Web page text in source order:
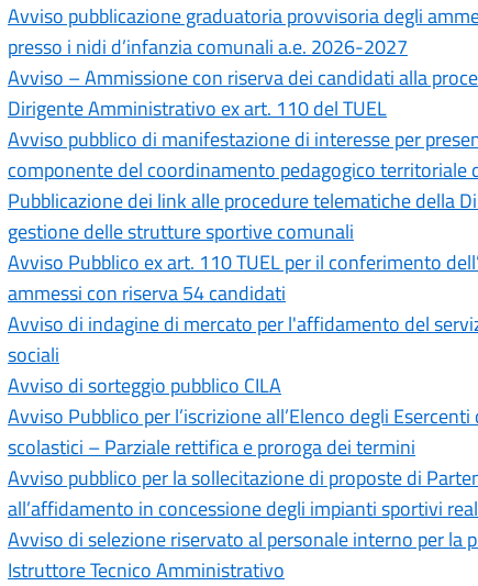
Avviso pubblicazione graduatoria provvisoria degli
presso i nidi d’infanzia comunali a.e. 2026-2027
Avviso – Ammissione con riserva dei candidati alla
Dirigente Amministrativo ex art. 110 del TUEL
Avviso pubblico di manifestazione di interesse per
componente del coordinamento pedagogico territoriale
Pubblicazione dei link alle procedure telematiche della
gestione delle strutture sportive comunali
Avviso Pubblico ex art. 110 TUEL per il conferimento
ammessi con riserva 54 candidati
Avviso di indagine di mercato per l'affidamento del
sociali
Avviso di sorteggio pubblico CILA
Avviso Pubblico per l’iscrizione all’Elenco degli
scolastici – Parziale rettifica e proroga dei termini
Avviso pubblico per la sollecitazione di proposte di
all’affidamento in concessione degli impianti sportivi
Avviso di selezione riservato al personale interno per la
Istruttore Tecnico Amministrativo